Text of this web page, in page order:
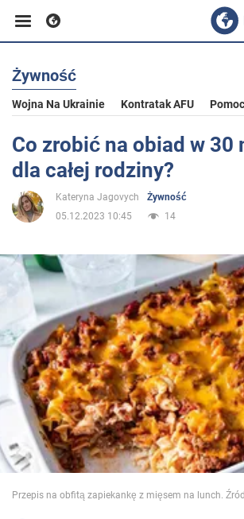
Biznes
Sport
Rozrywka
Polityka
Społeczeństwo
Wojna na Ukrainie
Świat
Jedzenie
Żywność
Wojna Na Ukrainie Kontratak AFU
Co zrobić na obiad w
dla całej rodziny?
Kateryna Jagovych
Żywność
05.12.2023 10:45
14
Przepis na obfitą zapiekankę z mięsem na lunch.